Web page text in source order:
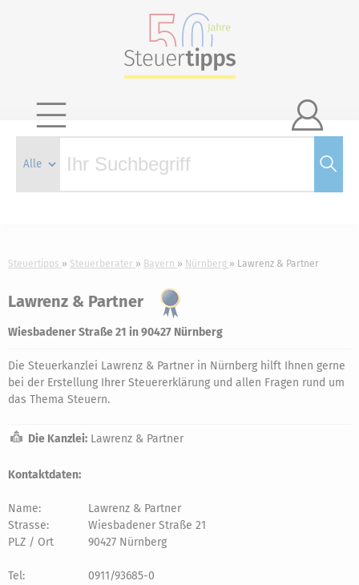

Steuertipps Steuerberater Bayern Nürnberg Lawrenz & Partner
Lawrenz & Partner
Wiesbadener Straße 21 in 90427 Nürnberg
Die Steuerkanzlei Lawrenz & Partner in Nürnberg hilft Ihnen gerne
bei der Erstellung Ihrer Steuererklärung und allen Fragen rund um
das Thema Steuern.
Die Kanzlei: Lawrenz & Partner
Kontaktdaten:
Name:
Lawrenz & Partner
Strasse:
Wiesbadener Straße 21
PLZ / Ort
90427 Nürnberg
Tel:
0911/93685-0